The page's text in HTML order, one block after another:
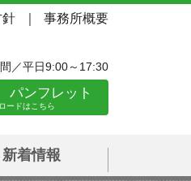
針 事務所概要
／平日9:00～17:30
パンフレット
新着情報